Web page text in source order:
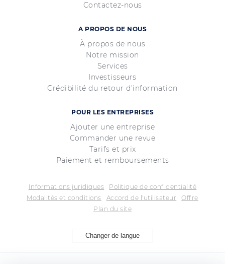
Contactez-nous
A PROPOS DE NOUS
À propos de nous
Notre mission
Services
Investisseurs
Crédibilité du retour d'information
POUR LES ENTREPRISES
Ajouter une entreprise
Commander une revue
Tarifs et prix
Paiement et remboursements
Informations juridiques
Politique de confidentialité
Modalités et conditions
Accord de l'utilisateur
Offre
Plan du site
Changer de langue